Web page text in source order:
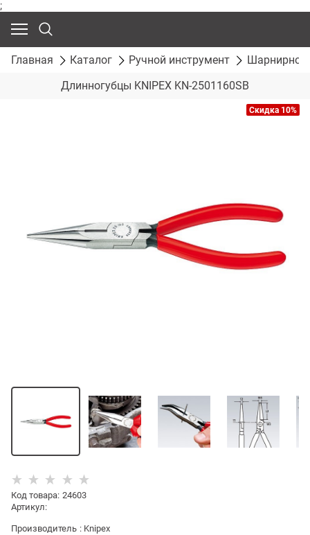
;
Главная Каталог Ручной инструмент
Шарнирно-
Длинногубцы KNIPEX KN-2501160SB
Скидка 10%
Код товара: 24603
Артикул:
Производитель : Knipex